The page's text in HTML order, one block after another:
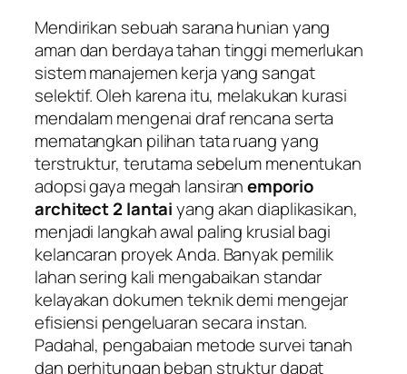
Mendirikan sebuah sarana hunian yang
aman dan berdaya tahan tinggi memerlukan
sistem manajemen kerja yang sangat
selektif. Oleh karena itu, melakukan kurasi
mendalam mengenai draf rencana serta
mematangkan pilihan tata ruang yang
terstruktur, terutama sebelum menentukan
adopsi gaya megah lansiranemporio
architect 2 lantaiyang akan diaplikasikan,
menjadi langkah awal paling krusial bagi
kelancaran proyek Anda. Banyak pemilik
lahan sering kali mengabaikan standar
kelayakan dokumen teknik demi mengejar
efisiensi pengeluaran secara instan.
Padahal, pengabaian metode survei tanah
dan perhitungan beban struktur dapat